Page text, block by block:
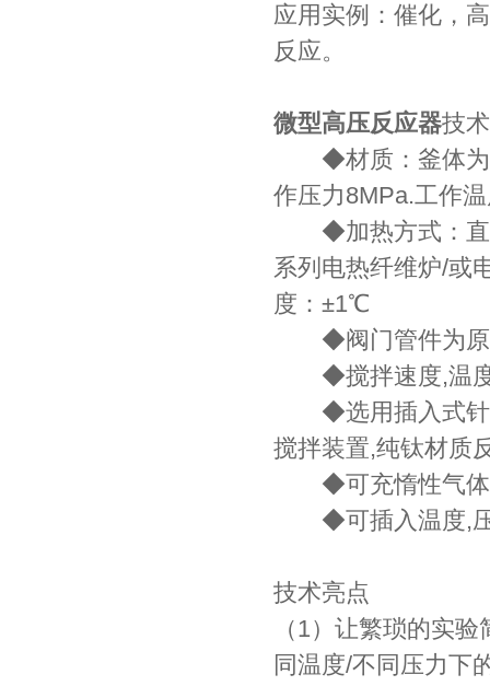
应用实例：催化，
反应。
微型高压反应器技
◆材质：釜体为纯
作压力8MPa.工作
◆加热方式：直接
系列电热纤维炉/或
度：±1℃
◆阀门管件为原
◆搅拌速度,温度
◆选用插入式针
搅拌装置,纯钛材质
◆可充惰性气体,
◆可插入温度,压
技术亮点
（1）让繁琐的实
同温度/不同压力下